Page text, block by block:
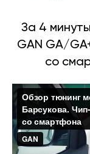
За 4
GAN GA/
со